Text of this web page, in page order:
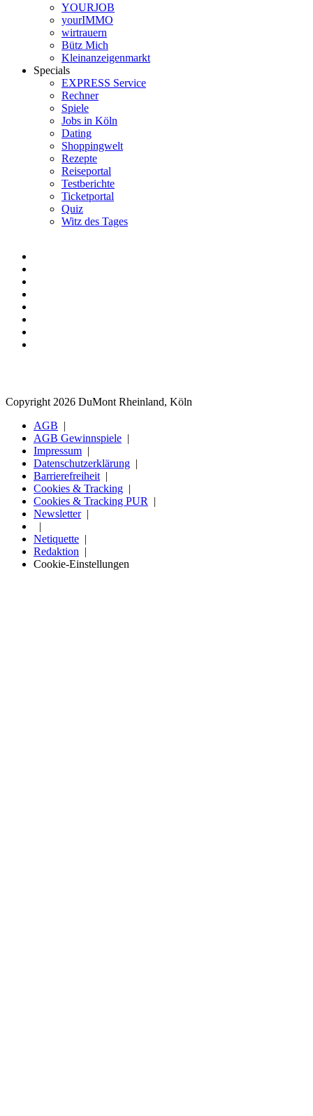
YOURJOB
yourIMMO
wirtrauern
Bütz Mich
Kleinanzeigenmarkt
Specials
EXPRESS Service
Rechner
Spiele
Jobs in Köln
Dating
Shoppingwelt
Rezepte
Reiseportal
Testberichte
Ticketportal
Quiz
Witz des Tages
Copyright 2026 DuMont Rheinland, Köln
AGB
AGB Gewinnspiele
Impressum
Datenschutzerklärung
Barrierefreiheit
Cookies & Tracking
Cookies & Tracking PUR
Newsletter
Netiquette
Redaktion
Cookie-Einstellungen